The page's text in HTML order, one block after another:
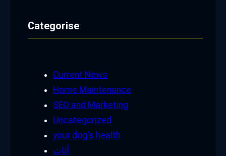
Categorise
Current News
Home Maintenance
SEO and Marketing
Uncategorized
your dog's health
أثاث